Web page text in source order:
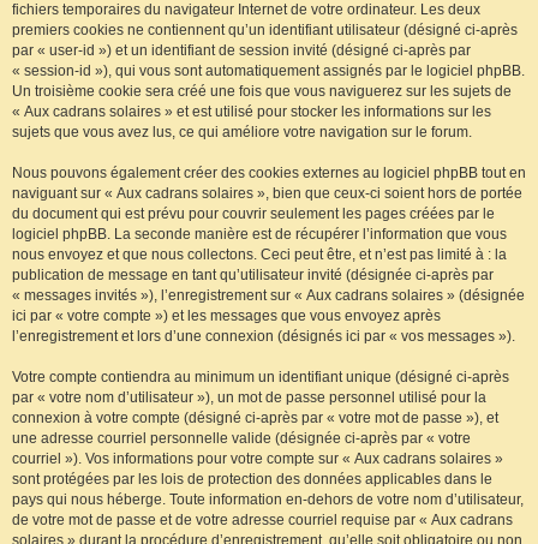
fichiers temporaires du navigateur Internet de votre ordinateur. Les deux
premiers cookies ne contiennent qu’un identifiant utilisateur (désigné ci-après
par « user-id ») et un identifiant de session invité (désigné ci-après par
« session-id »), qui vous sont automatiquement assignés par le logiciel phpBB.
Un troisième cookie sera créé une fois que vous naviguerez sur les sujets de
« Aux cadrans solaires » et est utilisé pour stocker les informations sur les
sujets que vous avez lus, ce qui améliore votre navigation sur le forum.
Nous pouvons également créer des cookies externes au logiciel phpBB tout en
naviguant sur « Aux cadrans solaires », bien que ceux-ci soient hors de portée
du document qui est prévu pour couvrir seulement les pages créées par le
logiciel phpBB. La seconde manière est de récupérer l’information que vous
nous envoyez et que nous collectons. Ceci peut être, et n’est pas limité à : la
publication de message en tant qu’utilisateur invité (désignée ci-après par
« messages invités »), l’enregistrement sur « Aux cadrans solaires » (désignée
ici par « votre compte ») et les messages que vous envoyez après
l’enregistrement et lors d’une connexion (désignés ici par « vos messages »).
Votre compte contiendra au minimum un identifiant unique (désigné ci-après
par « votre nom d’utilisateur »), un mot de passe personnel utilisé pour la
connexion à votre compte (désigné ci-après par « votre mot de passe »), et
une adresse courriel personnelle valide (désignée ci-après par « votre
courriel »). Vos informations pour votre compte sur « Aux cadrans solaires »
sont protégées par les lois de protection des données applicables dans le
pays qui nous héberge. Toute information en-dehors de votre nom d’utilisateur,
de votre mot de passe et de votre adresse courriel requise par « Aux cadrans